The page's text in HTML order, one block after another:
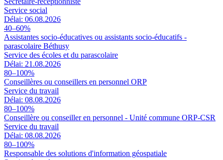
Service social
Délai: 06.08.2026
40–60%
Assistantes socio-éducatives ou assistants socio-éducatifs -
parascolaire Béthusy
Service des écoles et du parascolaire
Délai: 21.08.2026
80–100%
Conseillères ou conseillers en personnel ORP
Service du travail
Délai: 08.08.2026
80–100%
Conseillère ou conseiller en personnel - Unité commune ORP-CSR
Service du travail
Délai: 08.08.2026
80–100%
Responsable des solutions d'information géospatiale